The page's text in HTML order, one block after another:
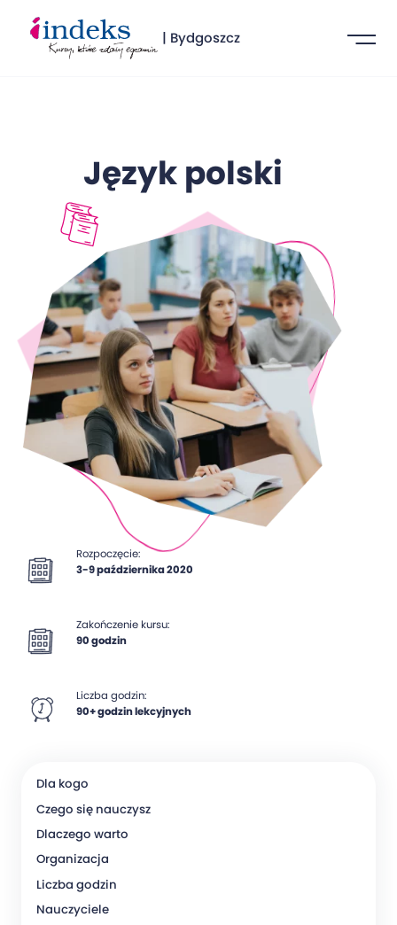
| Bydgoszcz
Język polski
Rozpoczęcie:
3-9 października 2020
Zakończenie kursu:
90 godzin
Liczba godzin:
90+ godzin lekcyjnych
Dla kogo
Czego się nauczysz
Dlaczego warto
Organizacja
Liczba godzin
Nauczyciele